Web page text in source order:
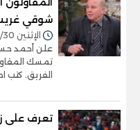
شوقي
الإثنين 30/أكتوبر/2023 - 10:40 م
علن أحمد
تمسك
الفريق.
تعرف على